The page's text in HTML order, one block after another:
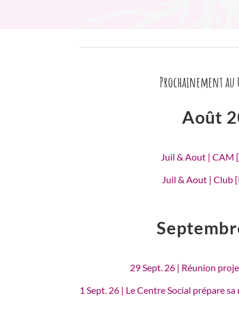
Prochainement au
Août
Juil & Aout | CAM
Juil & Aout | Club
29 Sept. 26 | Réunion
1 Sept. 26 | Le Centre Social prépare